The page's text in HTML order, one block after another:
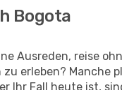
Bogota
Ausreden, reise
erleben? Manche
Ihr Fall heute ist,